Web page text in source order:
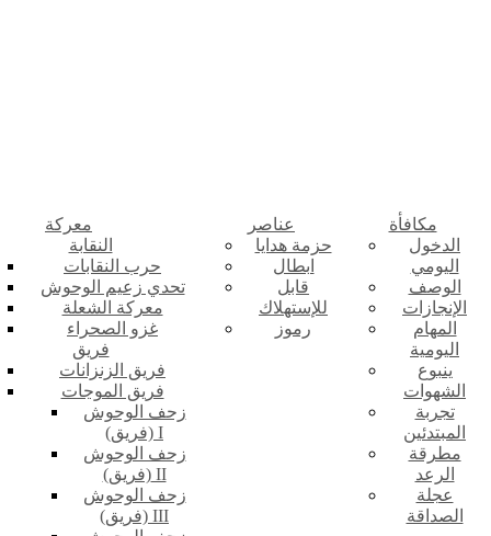
معركة
النقابة
حرب النقابات
تحدي زعيم الوحوش
معركة الشعلة
غزو الصحراء
فريق
فريق الزنزانات
فريق الموجات
زحف الوحوش
(فريق) I
زحف الوحوش
(فريق) II
زحف الوحوش
(فريق) III
عناصر
حزمة هدايا
ابطال
قابل
للإستهلاك
رموز
مكافأة
الدخول
اليومي
الوصف
الإنجازات
المهام
اليومية
ينبوع
الشهوات
تجربة
المبتدئين
مطرقة
الرعد
عجلة
الصداقة